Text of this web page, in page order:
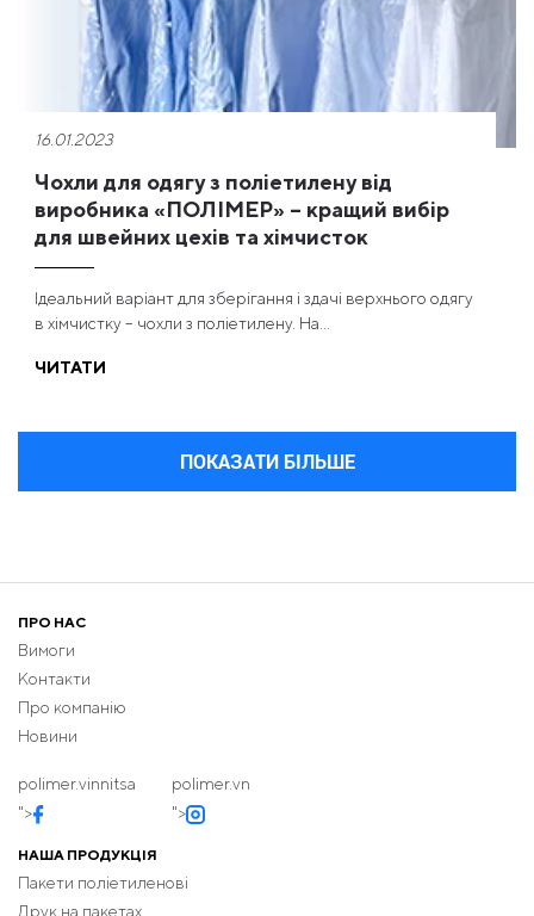
16.01.2023
Чохли для одягу з поліетилену від
виробника «ПОЛІМЕР» – кращий вибір
для швейних цехів та хімчисток
Ідеальний варіант для зберігання і здачі верхнього одягу
в хімчистку – чохли з поліетилену. На...
ЧИТАТИ
ПОКАЗАТИ БІЛЬШЕ
ПРО НАС
Вимоги
Контакти
Про компанію
Новини
polimer.vinnitsa
">
polimer.vn
">
НАША ПРОДУКЦІЯ
Пакети поліетиленові
Друк на пакетах